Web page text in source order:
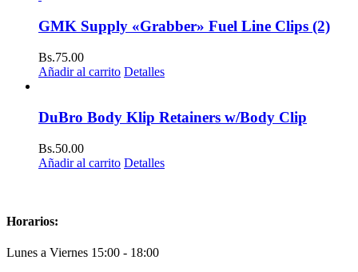
GMK Supply «Grabber» Fuel Line Clips (2)
Bs.75.00
Añadir al carrito Detalles
DuBro Body Klip Retainers w/Body Clip
Bs.50.00
Añadir al carrito Detalles
Horarios:
Lunes a Viernes 15:00 - 18:00